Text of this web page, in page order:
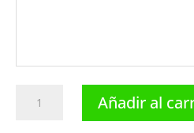
Añadir al